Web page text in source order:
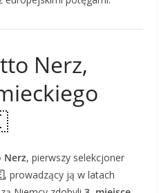
Nerz,
Nerz, pierwszy selekcjoner
, prowadzący ją w latach